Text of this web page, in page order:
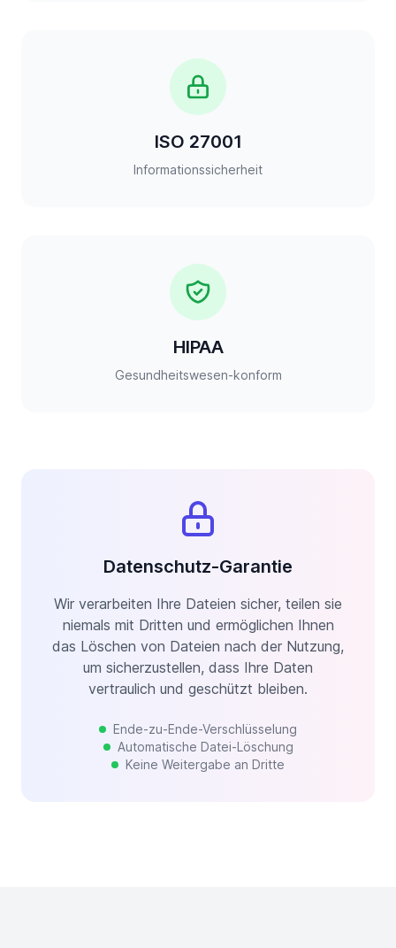
ISO 27001
Informationssicherheit
HIPAA
Gesundheitswesen-konform
Datenschutz-Garantie
Wir verarbeiten Ihre Dateien sicher, teilen sie
niemals mit Dritten und ermöglichen Ihnen
das Löschen von Dateien nach der Nutzung,
um sicherzustellen, dass Ihre Daten
vertraulich und geschützt bleiben.
Ende-zu-Ende-Verschlüsselung
Automatische Datei-Löschung
Keine Weitergabe an Dritte